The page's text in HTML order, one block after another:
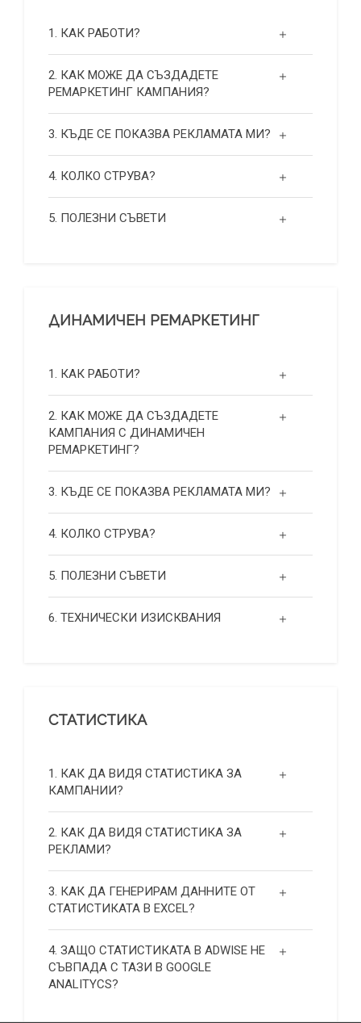
1. КАК РАБОТИ?
2. КАК МОЖЕ ДА СЪЗДАДЕТЕ
РЕМАРКЕТИНГ КАМПАНИЯ?
3. КЪДЕ СЕ ПОКАЗВА РЕКЛАМАТА МИ?
4. КОЛКО СТРУВА?
5. ПОЛЕЗНИ СЪВЕТИ
ДИНАМИЧЕН РЕМАРКЕТИНГ
1. КАК РАБОТИ?
2. КАК МОЖЕ ДА СЪЗДАДЕТЕ
КАМПАНИЯ С ДИНАМИЧЕН
РЕМАРКЕТИНГ?
3. КЪДЕ СЕ ПОКАЗВА РЕКЛАМАТА МИ?
4. КОЛКО СТРУВА?
5. ПОЛЕЗНИ СЪВЕТИ
6. ТЕХНИЧЕСКИ ИЗИСКВАНИЯ
СТАТИСТИКА
1. КАК ДА ВИДЯ СТАТИСТИКА ЗА
КАМПАНИИ?
2. КАК ДА ВИДЯ СТАТИСТИКА ЗА
РЕКЛАМИ?
3. КАК ДА ГЕНЕРИРАМ ДАННИТЕ ОТ
СТАТИСТИКАТА В EXCEL?
4. ЗАЩО СТАТИСТИКАТА В ADWISE НЕ
СЪВПАДА С ТАЗИ В GOOGLE
ANALITYCS?